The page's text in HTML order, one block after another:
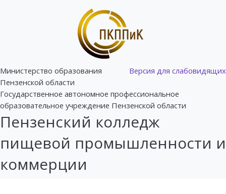
Версия для слабовидящих
Министерство образования
Пензенской области
Государственное автономное профессиональное
образовательное учреждение Пензенской области
Пензенский колледж
пищевой промышленности и
коммерции